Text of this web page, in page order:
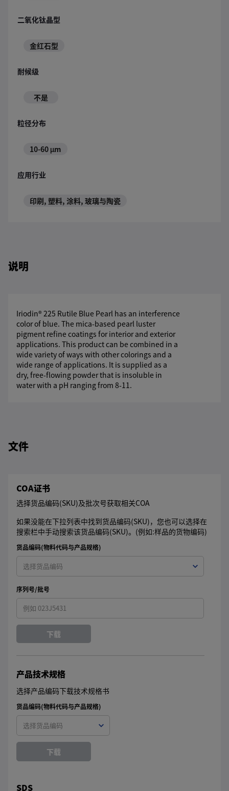
二氧化钛晶型
金红石型
耐候级
不是
粒径分布
10-60 μm
应用行业
印刷, 塑料, 涂料, 玻璃与陶瓷
说明
Iriodin® 225 Rutile Blue Pearl has an interference
color of blue. The mica-based pearl luster
pigment refine coatings for interior and exterior
applications. This product can be combined in a
wide variety of ways with other colorings and a
wide range of applications. It is supplied as a
dry, free-flowing powder that is insoluble in
water with a pH ranging from 8-11.
文件
COA证书
选择货品编码(SKU)及批次号获取相关COA
如果没能在下拉列表中找到货品编码(SKU)，您也可以选择在
搜索栏中手动搜索该货品编码(SKU)。(例如:样品的货物编码)
货品编码(物料代码与产品规格)
序列号/批号
下载
产品技术规格
选择产品编码下载技术规格书
货品编码(物料代码与产品规格)
下载
SDS